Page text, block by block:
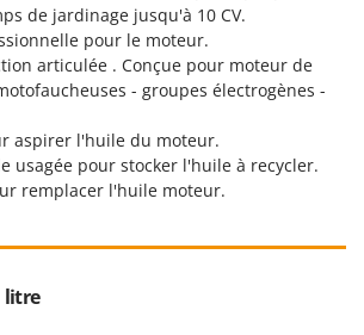
de jardinage jusqu'à 10 CV.
pour le moteur.
articulée . Conçue pour moteur de
- groupes électrogènes -
aspirer l'huile du moteur.
usagée pour stocker l'huile à recycler.
remplacer l'huile moteur.
litre